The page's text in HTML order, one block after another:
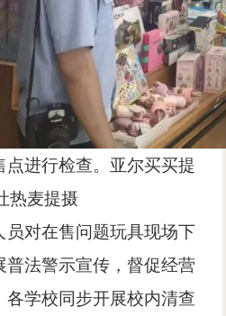
点进行检查。亚尔买买提
热麦提摄
员对在售问题玩具现场下
普法警示宣传，督促经营
各学校同步开展校内清查